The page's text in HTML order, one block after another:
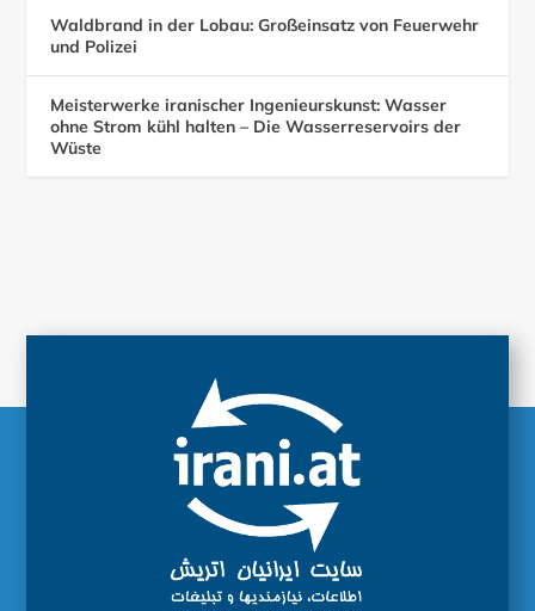
Waldbrand in der Lobau: Großeinsatz von Feuerwehr
und Polizei
Meisterwerke iranischer Ingenieurskunst: Wasser
ohne Strom kühl halten – Die Wasserreservoirs der
Wüste